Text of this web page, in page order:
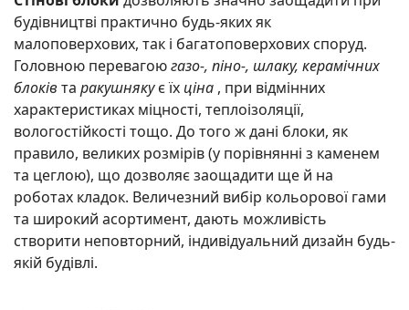
будівництві практично будь-яких як
малоповерхових, так і багатоповерхових споруд.
Головною перевагоюгазо-, піно-, шлаку, керамічних
блоківта ракушнякує їх ціна , при відмінних
характеристиках міцності, теплоізоляції,
вологостійкості тощо. До того ж дані блоки, як
правило, великих розмірів (у порівнянні з каменем
та цеглою), що дозволяє заощадити ще й на
роботах кладок. Величезний вибір кольорової гами
та широкий асортимент, дають можливість
створити неповторний, індивідуальний дизайн будь-
якій будівлі.